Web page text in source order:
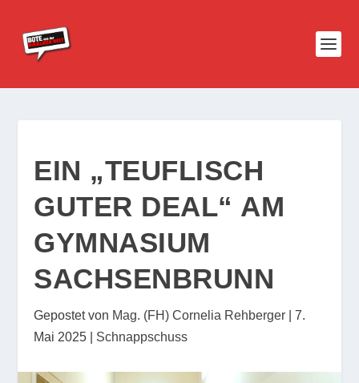
EIN „TEUFLISCH
GUTER DEAL“ AM
GYMNASIUM
SACHSENBRUNN
Gepostet von Mag. (FH) Cornelia Rehberger |7.
Mai 2025
Schnappschuss